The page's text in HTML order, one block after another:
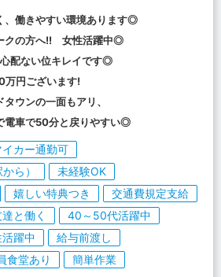
、働きやすい環境あります◎
クの方へ!! 女性活躍中◎
配ない位キレイです◎
円ございます!
ウンの一面もアリ、
電車で50分と戻りやすい◎
イカー通勤可
ら）
未経験OK
嬉しい特典つき
交通費規定支給
と働く
40～50代活躍中
躍中
給与前渡し
食堂あり 簡単作業